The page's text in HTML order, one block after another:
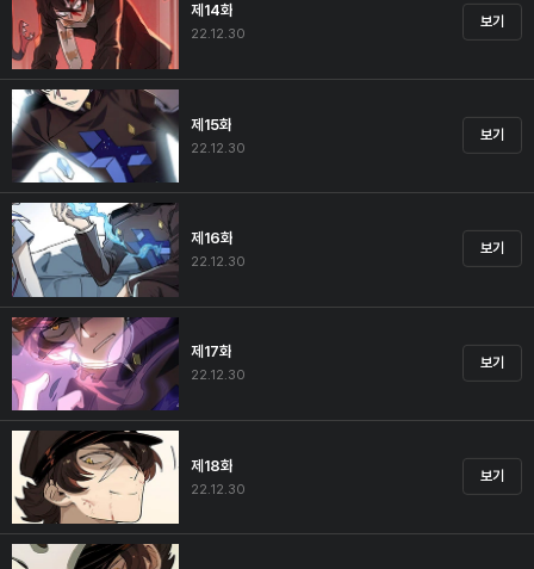
제14화
22.12.30
보기
제15화
22.12.30
보기
제16화
22.12.30
보기
제17화
22.12.30
보기
제18화
22.12.30
보기